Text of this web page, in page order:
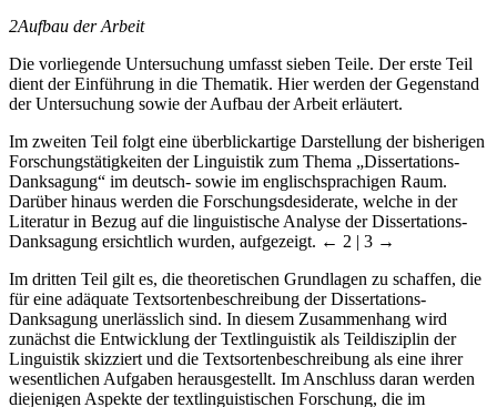
2Aufbau der Arbeit
Die vorliegende Untersuchung umfasst sieben Teile. Der erste Teil
dient der Einführung in die Thematik. Hier werden der Gegenstand
der Untersuchung sowie der Aufbau der Arbeit erläutert.
Im zweiten Teil folgt eine überblickartige Darstellung der bisherigen
Forschungstätigkeiten der Linguistik zum Thema „Dissertations-
Danksagung“ im deutsch- sowie im englischsprachigen Raum.
Darüber hinaus werden die Forschungsdesiderate, welche in der
Literatur in Bezug auf die linguistische Analyse der Dissertations-
Danksagung ersichtlich wurden, aufgezeigt. ← 2 | 3 →
Im dritten Teil gilt es, die theoretischen Grundlagen zu schaffen, die
für eine adäquate Textsortenbeschreibung der Dissertations-
Danksagung unerlässlich sind. In diesem Zusammenhang wird
zunächst die Entwicklung der Textlinguistik als Teildisziplin der
Linguistik skizziert und die Textsortenbeschreibung als eine ihrer
wesentlichen Aufgaben herausgestellt. Im Anschluss daran werden
diejenigen Aspekte der textlinguistischen Forschung, die im